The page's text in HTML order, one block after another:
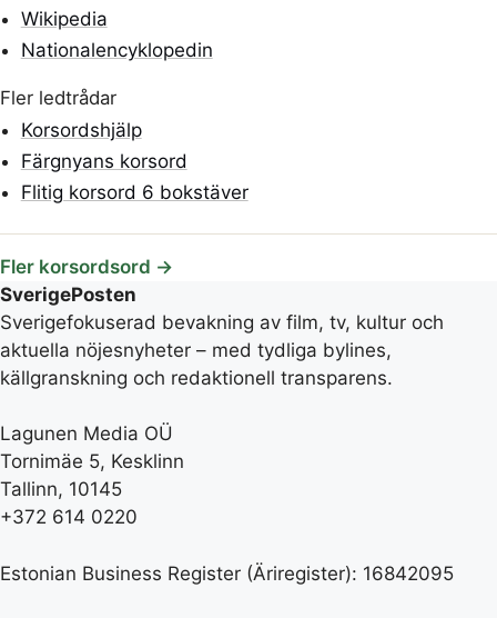
Wikipedia
Nationalencyklopedin
Fler ledtrådar
Korsordshjälp
Färgnyans korsord
Flitig korsord 6 bokstäver
Fler korsordsord →
SverigePosten
Sverigefokuserad bevakning av film, tv, kultur och
aktuella nöjesnyheter – med tydliga bylines,
källgranskning och redaktionell transparens.
Lagunen Media OÜ
Tornimäe 5, Kesklinn
Tallinn, 10145
+372 614 0220
Estonian Business Register (Äriregister): 16842095